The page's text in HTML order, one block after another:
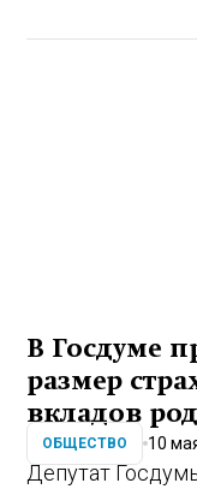
В Госдуме
размер
вкладов
ОБЩЕСТВО 10
Депутат